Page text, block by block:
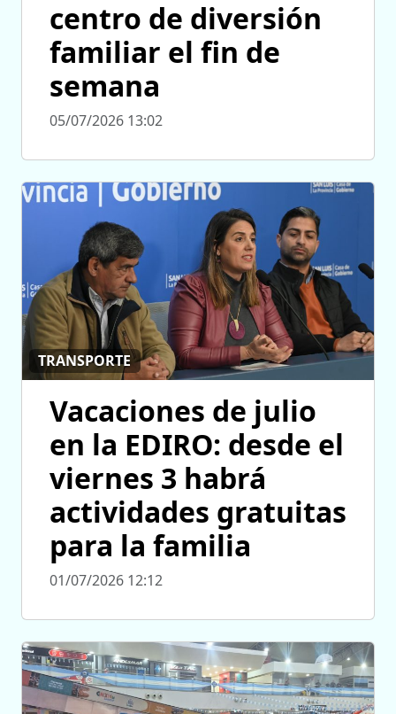
centro de diversión
familiar el fin de
semana
05/07/2026 13:02
TRANSPORTE
Vacaciones de julio
en la EDIRO: desde el
viernes 3 habrá
actividades gratuitas
para la familia
01/07/2026 12:12